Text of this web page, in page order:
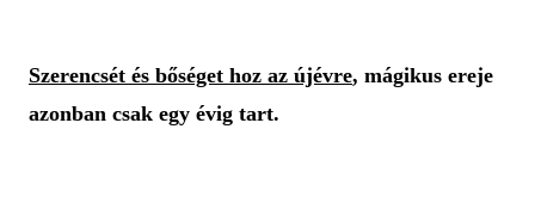
Szerencsét és bőséget hoz az újévre, mágikus ereje
azonban csak egy évig tart.